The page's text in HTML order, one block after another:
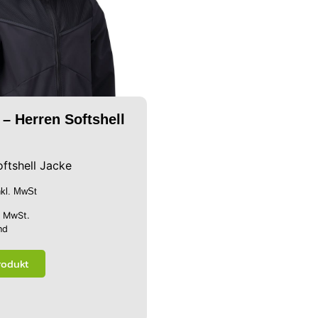
Herren Softshell
Jacke
MwSt
MwSt.